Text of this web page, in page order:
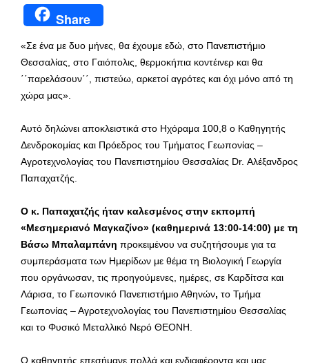
Share
«Σε ένα με δυο μήνες, θα έχουμε εδώ, στο Πανεπιστήμιο
Θεσσαλίας, στο Γαιόπολις, θερμοκήπια κοντέινερ και θα
΄΄παρελάσουν΄΄, πιστεύω, αρκετοί αγρότες και όχι μόνο από τη
χώρα μας».
Αυτό δηλώνει αποκλειστικά στο Ηχόραμα 100,8 ο Καθηγητής
Δενδροκομίας και Πρόεδρος του Τμήματος Γεωπονίας –
Αγροτεχνολογίας του Πανεπιστημίου Θεσσαλίας Dr. Αλέξανδρος
Παπαχατζής.
Ο κ. Παπαχατζής ήταν καλεσμένος στην εκπομπή
«Μεσημεριανό Μαγκαζίνο» (καθημερινά 13:00-14:00) με τη
Βάσω Μπαλαμπάνη προκειμένου να συζητήσουμε για τα
συμπεράσματα των Ημερίδων με θέμα τη Βιολογική Γεωργία
που οργάνωσαν, τις προηγούμενες, ημέρες, σε Καρδίτσα και
Λάρισα, το Γεωπονικό Πανεπιστήμιο Αθηνών, το Τμήμα
Γεωπονίας – Αγροτεχνολογίας του Πανεπιστημίου Θεσσαλίας
και το Φυσικό Μεταλλικό Νερό ΘΕΟΝΗ.
Ο καθηγητής επεσήμανε πολλά και ενδιαφέροντα και μας